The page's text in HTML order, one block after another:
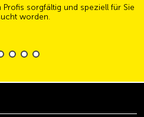
sorgfältig und speziell für Sie
worden.